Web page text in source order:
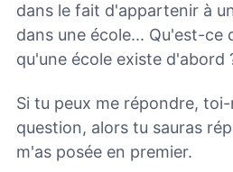
dans le fait d'appartenir à
dans une école... Qu'est-ce
qu'une école existe d'abord
Si tu peux me répondre,
question, alors tu sauras
m'as posée en premier.